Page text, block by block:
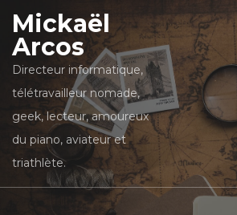
Mickaël
Arcos
Directeur informatique,
télétravailleur nomade,
geek, lecteur, amoureux
du piano, aviateur et
triathlète.